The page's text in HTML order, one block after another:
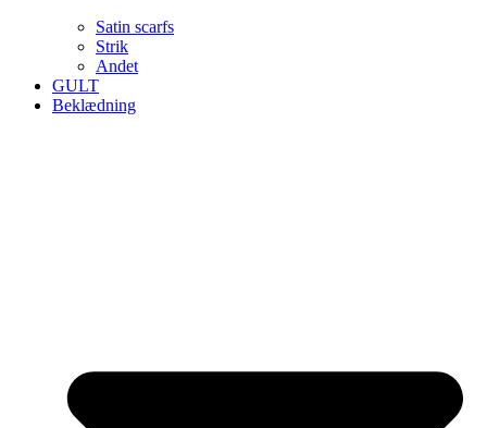
Satin scarfs
Strik
Andet
GULT
Beklædning